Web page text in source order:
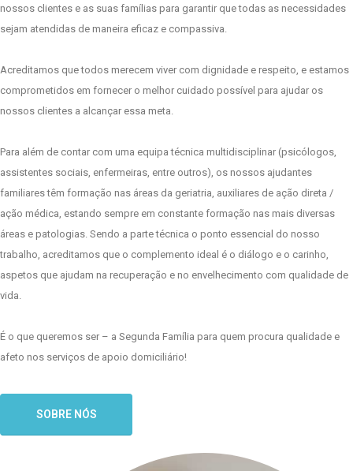
nossos clientes e as suas famílias para garantir que todas as necessidades
sejam atendidas de maneira eficaz e compassiva.
Acreditamos que todos merecem viver com dignidade e respeito, e estamos
comprometidos em fornecer o melhor cuidado possível para ajudar os
nossos clientes a alcançar essa meta.
Para além de contar com uma equipa técnica multidisciplinar (psicólogos,
assistentes sociais, enfermeiras, entre outros), os nossos ajudantes
familiares têm formação nas áreas da geriatria, auxiliares de ação direta /
ação médica, estando sempre em constante formação nas mais diversas
áreas e patologias. Sendo a parte técnica o ponto essencial do nosso
trabalho, acreditamos que o complemento ideal é o diálogo e o carinho,
aspetos que ajudam na recuperação e no envelhecimento com qualidade de
vida.
É o que queremos ser – a Segunda Família para quem procura qualidade e
afeto nos serviços de apoio domiciliário!
SOBRE NÓS